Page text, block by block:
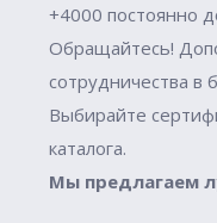
+4000 постоянно
Обращайтесь!
сотрудничества в
Выбирайте
каталога.
Мы предлагаем